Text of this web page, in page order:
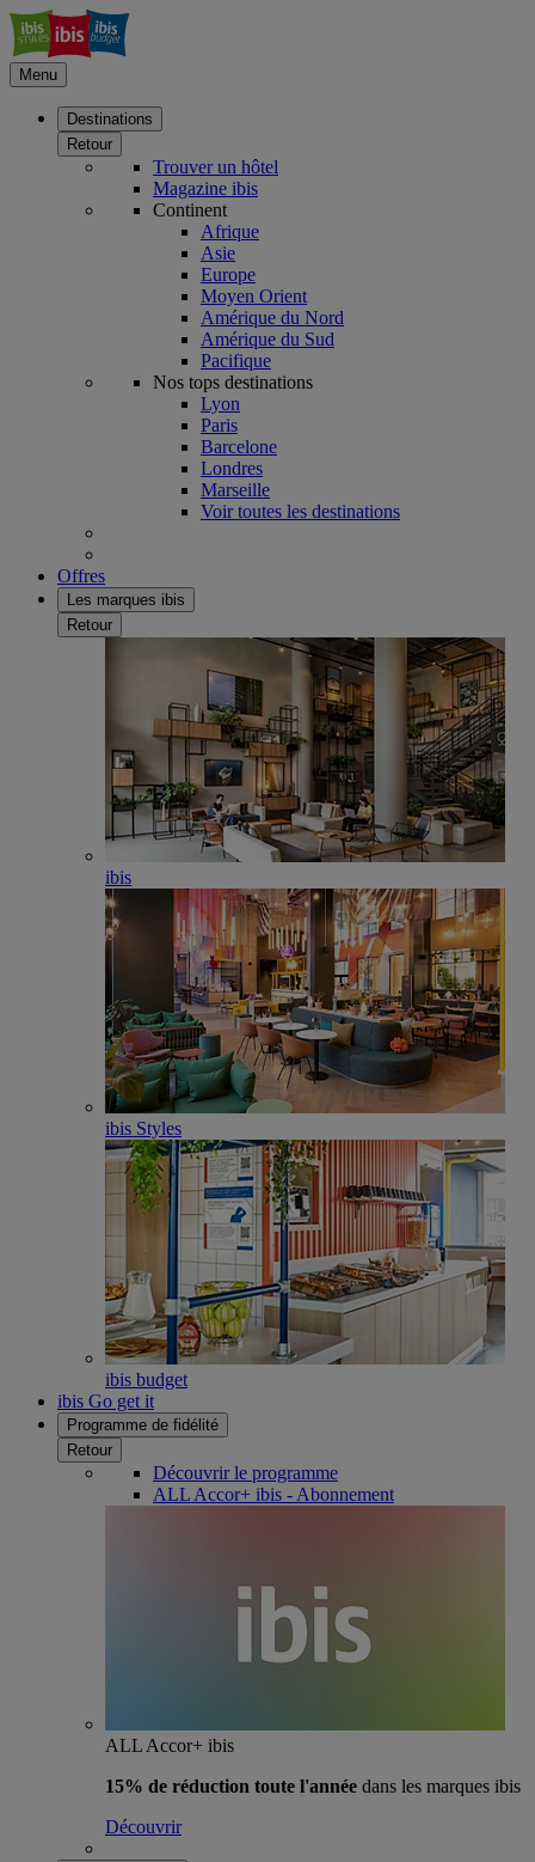
Menu
Destinations
Retour
Trouver un hôtel
Magazine ibis
Continent
Afrique
Asie
Europe
Moyen Orient
Amérique du Nord
Amérique du Sud
Pacifique
Nos tops destinations
Lyon
Paris
Barcelone
Londres
Marseille
Voir toutes les destinations
Offres
Les marques ibis
Retour
ibis
ibis Styles
ibis budget
ibis Go get it
Programme de fidélité
Retour
Découvrir le programme
ALL Accor+ ibis - Abonnement
ALL Accor+ ibis
15% de réduction toute l'année dans les marques ibis
Découvrir